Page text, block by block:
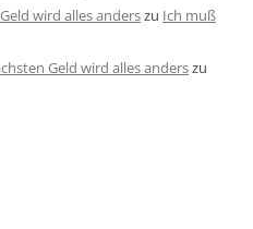
wird alles anderszu Ich muß
Geld wird alles anderszu